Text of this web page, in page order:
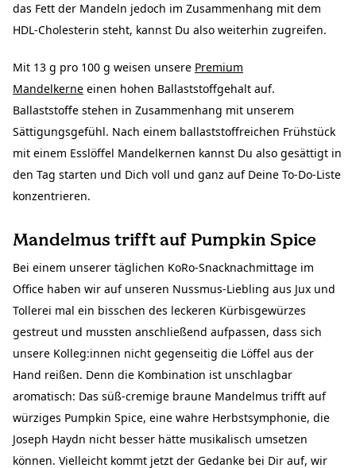
das Fett der Mandeln jedoch im Zusammenhang mit dem
HDL-Cholesterin steht, kannst Du also weiterhin zugreifen.
Mit 13 g pro 100 g weisen unsere Premium
Mandelkerne einen hohen Ballaststoffgehalt auf.
Ballaststoffe stehen in Zusammenhang mit unserem
Sättigungsgefühl. Nach einem ballaststoffreichen Frühstück
mit einem Esslöffel Mandelkernen kannst Du also gesättigt in
den Tag starten und Dich voll und ganz auf Deine To-Do-Liste
konzentrieren.
Mandelmus trifft auf Pumpkin Spice
Bei einem unserer täglichen KoRo-Snacknachmittage im
Office haben wir auf unseren Nussmus-Liebling aus Jux und
Tollerei mal ein bisschen des leckeren Kürbisgewürzes
gestreut und mussten anschließend aufpassen, dass sich
unsere Kolleg:innen nicht gegenseitig die Löffel aus der
Hand reißen. Denn die Kombination ist unschlagbar
aromatisch: Das süß-cremige braune Mandelmus trifft auf
würziges Pumpkin Spice, eine wahre Herbstsymphonie, die
Joseph Haydn nicht besser hätte musikalisch umsetzen
können. Vielleicht kommt jetzt der Gedanke bei Dir auf, wir